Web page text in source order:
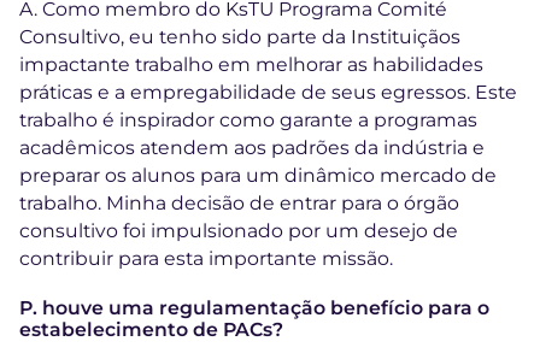
A. Como membro do KsTU Programa Comité
Consultivo, eu tenho sido parte da Instituiçãos
impactante trabalho em melhorar as habilidades
práticas e a empregabilidade de seus egressos. Este
trabalho é inspirador como garante a programas
acadêmicos atendem aos padrões da indústria e
preparar os alunos para um dinâmico mercado de
trabalho. Minha decisão de entrar para o órgão
consultivo foi impulsionado por um desejo de
contribuir para esta importante missão.
P. houve uma regulamentação benefício para o
estabelecimento de PACs?